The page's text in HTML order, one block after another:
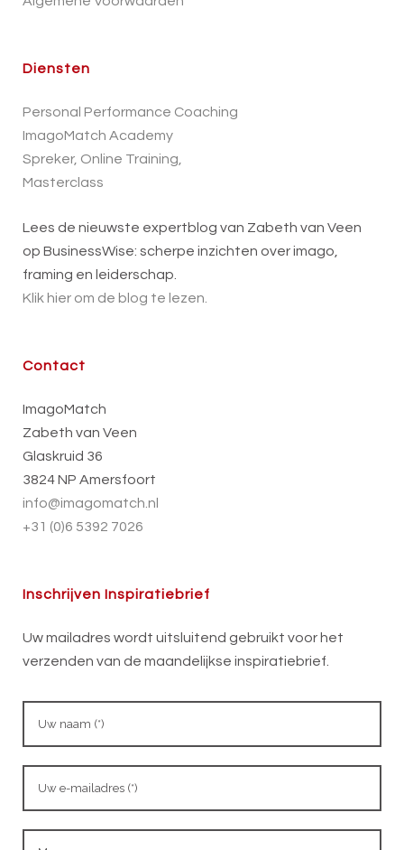
Diensten
Personal Performance Coaching
ImagoMatch Academy
Spreker, Online Training,
Masterclass
Lees de nieuwste expertblog van Zabeth van Veen
op BusinessWise: scherpe inzichten over imago,
framing en leiderschap.
Klik hier om de blog te lezen.
Contact
ImagoMatch
Zabeth van Veen
Glaskruid 36
3824 NP Amersfoort
info@imagomatch.nl
+31 (0)6 5392 7026
Inschrijven Inspiratiebrief
Uw mailadres wordt uitsluitend gebruikt voor het
verzenden van de maandelijkse inspiratiebrief.